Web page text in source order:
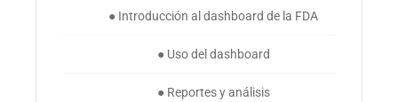
● Introducción al dashboard de la FDA
● Uso del dashboard
● Reportes y análisis